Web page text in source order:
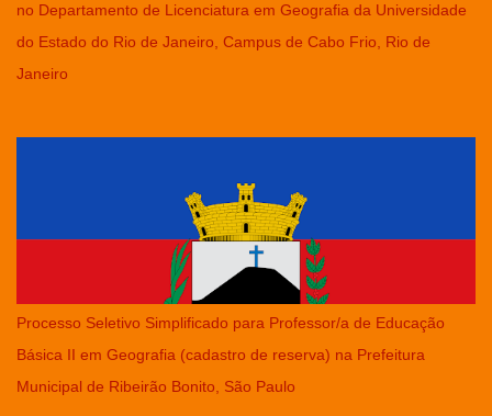
no Departamento de Licenciatura em Geografia da Universidade
do Estado do Rio de Janeiro, Campus de Cabo Frio, Rio de
Janeiro
Processo Seletivo Simplificado para Professor/a de Educação
Básica II em Geografia (cadastro de reserva) na Prefeitura
Municipal de Ribeirão Bonito, São Paulo